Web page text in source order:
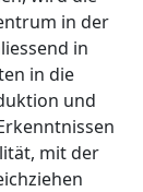
in der
in
in die
und
mit der